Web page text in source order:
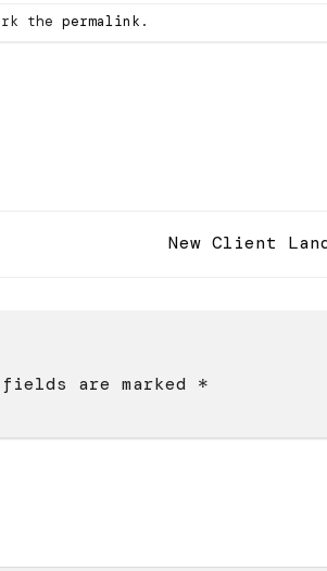
the permalink .
New Client
fields are marked *